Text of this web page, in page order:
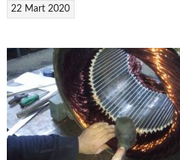
22 Mart 2020